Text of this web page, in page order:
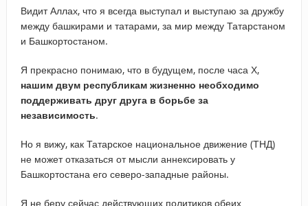
Видит Аллах, что я всегда выступал и выступаю за дружбу
между башкирами и татарами, за мир между Татарстаном
и Башкортостаном.
Я прекрасно понимаю, что в будущем, после часа Х,
нашим двум республикам жизненно необходимо
поддерживать друг друга в борьбе за
независимость.
Но я вижу, как Татарское национальное движение (ТНД)
не может отказаться от мысли аннексировать у
Башкортостана его северо-западные районы.
Я не беру сейчас действующих политиков обеих